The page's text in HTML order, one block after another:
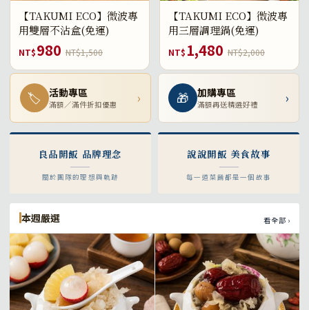
【TAKUMI ECO】微波專
用雙層不沾盒(免運)
NT$980 NT$1,500
【TAKUMI ECO】微波專
用三層調理鍋(免運)
NT$ 1,480 NT$2,000
🏷 活動專區
滿額／滿件折扣優惠 › 🎁 加購專區
滿額再送精選好禮 ›
良品開飯 品牌理念
關於團隊的理想與軌跡
說說開飯 美食故事
每一道菜餚都是一個故事
本週嚴選 看全部 ›